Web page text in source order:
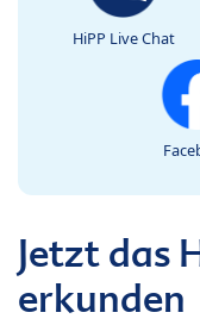
HiPP Live Chat
Jetzt das
erkunden